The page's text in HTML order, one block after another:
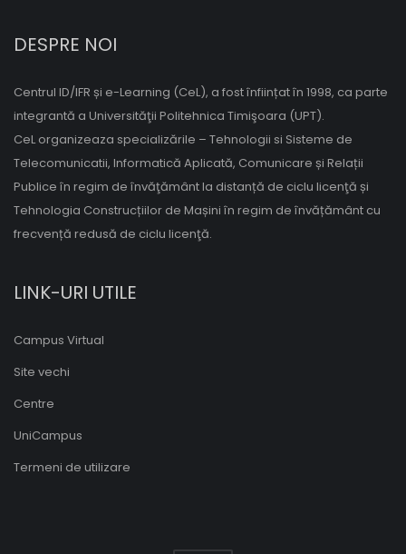
DESPRE NOI
Centrul ID/IFR și e-Learning (CeL), a fost înființat în 1998, ca parte
integrantă a Universităţii Politehnica Timişoara (UPT).
CeL organizeaza specializările – Tehnologii si Sisteme de
Telecomunicatii, Informatică Aplicată, Comunicare și Relații
Publice în regim de învăţământ la distanță de ciclu licenţă și
Tehnologia Construcțiilor de Mașini în regim de învățământ cu
frecvență redusă de ciclu licenţă.
LINK-URI UTILE
Campus Virtual
Site vechi
Centre
UniCampus
Termeni de utilizare